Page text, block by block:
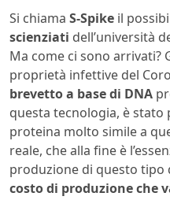
Si chiama S-Spike il
scienziati dell’università
Ma come ci sono
proprietà infettive del
brevetto a base di DNA
questa tecnologia, è stato
proteina molto simile a
reale, che alla fine è
produzione di questo tipo
costo di produzione che